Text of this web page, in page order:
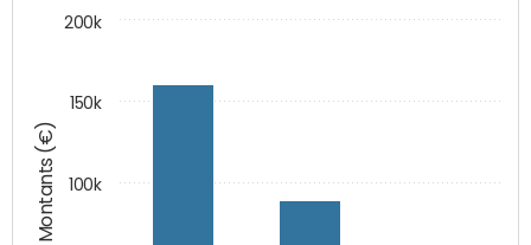
Montants (€) 100k
150k
200k